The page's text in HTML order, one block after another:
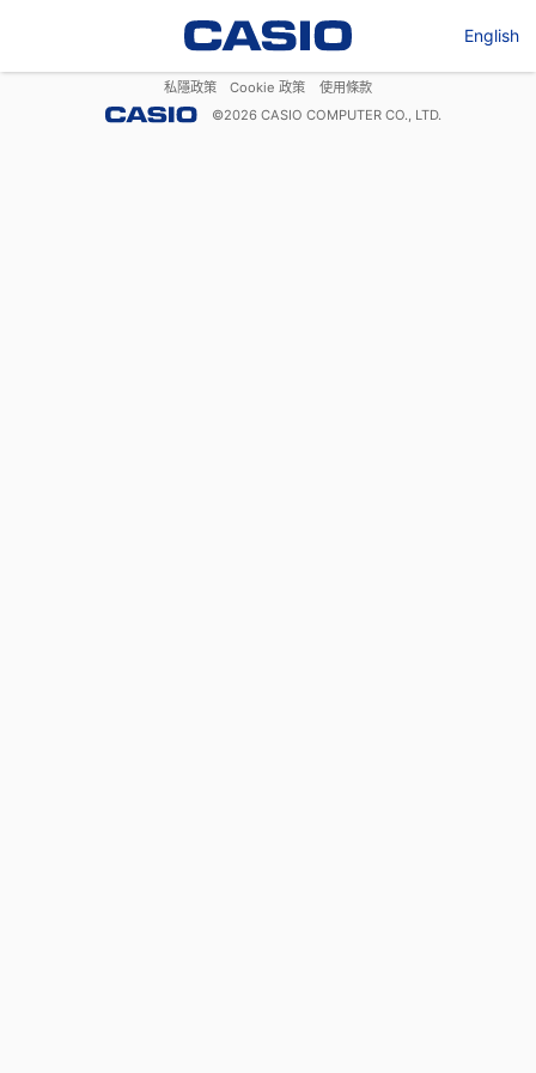
English
私隱政策 Cookie 政策
使用條款
©2026 CASIO COMPUTER CO., LTD.